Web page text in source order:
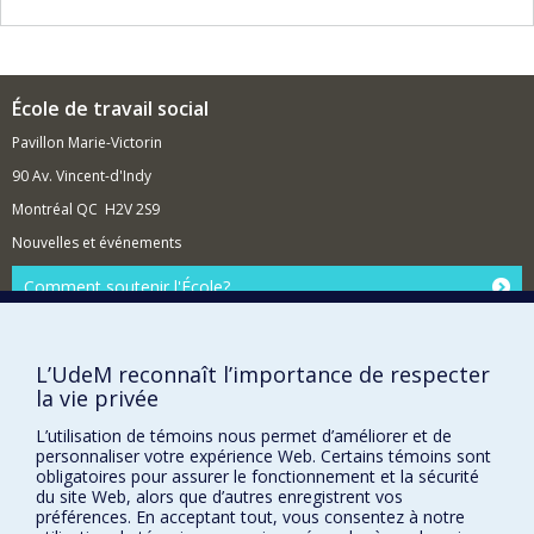
École de travail social
Pavillon Marie-Victorin
90 Av. Vincent-d'Indy
Montréal QC H2V 2S9
Nouvelles et événements
Comment soutenir l'École?
Signaler une erreur
Accessibilité
FACULTÉ DES ARTS ET DES SCIENCES
Nos départements et écoles
L’UdeM reconnaît l’importance de respecter
la vie privée
L’utilisation de témoins nous permet d’améliorer et de
personnaliser votre expérience Web. Certains témoins sont
obligatoires pour assurer le fonctionnement et la sécurité
du site Web, alors que d’autres enregistrent vos
préférences. En acceptant tout, vous consentez à notre